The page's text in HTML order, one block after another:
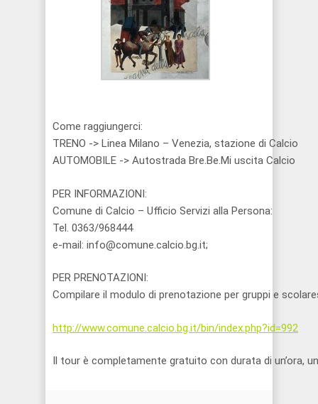
Come raggiungerci:
TRENO -> Linea Milano – Venezia, stazione di Calcio
AUTOMOBILE -> Autostrada Bre.Be.Mi uscita Calcio
PER INFORMAZIONI:
Comune di Calcio – Ufficio Servizi alla Persona:
Tel. 0363/968444
e-mail: info@comune.calcio.bg.it;
PER PRENOTAZIONI:
Compilare il modulo di prenotazione per gruppi e
http://www.comune.calcio.bg.it/bin/index.php?id=992
Il tour è completamente gratuito con durata di un’ora,